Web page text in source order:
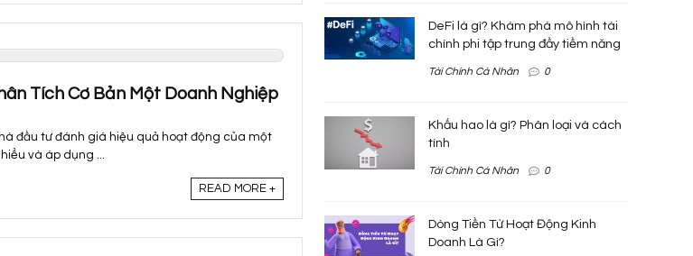
Tích Cơ Bản Một Doanh Nghiệp
đầu tư đánh giá hiệu quả hoạt động của một
và áp dụng ...
READ MORE +
DeFi là gì? Khám phá mô hình tài
chính phi tập trung đầy tiềm năng
Tài Chính Cá Nhân 0
Khấu hao là gì? Phân loại và cách
tính
Tài Chính Cá Nhân 0
Dòng Tiền Từ Hoạt Động Kinh
Doanh Là Gì?